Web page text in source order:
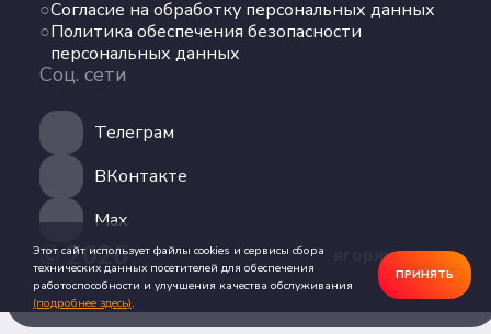
Согласие на обработку персональных данных
Политика обеспечения безопасности
персональных данных
Соц. сети
Телеграм
ВКонтакте
Max
© 2026 ягоржусь.рус
Политика обеспечения безопасности
персональных данных
сети
Телеграм
ВКонтакте
Max
Этот сайт использует файлы cookies и сервисы сбора
технических данных посетителей для обеспечения
работоспособности и улучшения качества обслуживания
(подробнее здесь).
ПРИНЯТЬ